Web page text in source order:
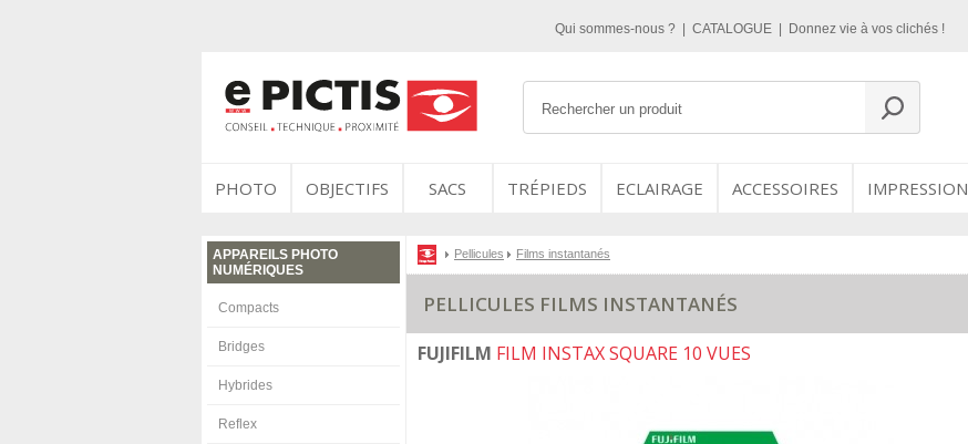
Qui sommes-nous ? CATALOGUE Donnez vie à vos clichés !
PHOTO OBJECTIFS SACS TRÉPIEDS ECLAIRAGE ACCESSOIRES IMPRESSION
APPAREILS PHOTO
NUMÉRIQUES
Compacts
Bridges
Hybrides
Reflex
Pellicules Films instantanés
PELLICULES FILMS INSTANTANÉS
FUJIFILM FILM INSTAX SQUARE 10 VUES